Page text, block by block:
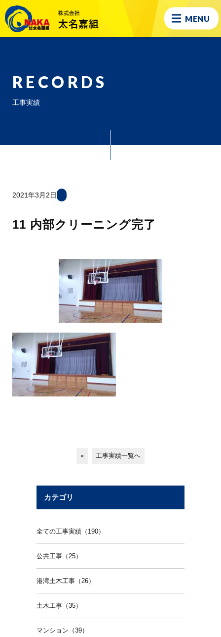
MENU
RECORDS
工事実績
2021年3月2日
11 内部クリーニング完了
« 工事実績一覧へ
カテゴリ
全ての工事実績（190）
公共工事（25）
港湾土木工事（26）
土木工事（35）
マンション（39）